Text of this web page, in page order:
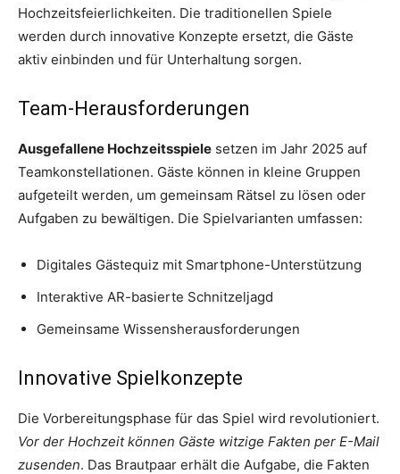
Hochzeitsfeierlichkeiten. Die traditionellen Spiele
werden durch innovative Konzepte ersetzt, die Gäste
aktiv einbinden und für Unterhaltung sorgen.
Team-Herausforderungen
Ausgefallene Hochzeitsspiele setzen im Jahr 2025 auf
Teamkonstellationen. Gäste können in kleine Gruppen
aufgeteilt werden, um gemeinsam Rätsel zu lösen oder
Aufgaben zu bewältigen. Die Spielvarianten umfassen:
Digitales Gästequiz mit Smartphone-Unterstützung
Interaktive AR-basierte Schnitzeljagd
Gemeinsame Wissensherausforderungen
Innovative Spielkonzepte
Die Vorbereitungsphase für das Spiel wird revolutioniert.
Vor der Hochzeit können Gäste witzige Fakten per E-Mail
zusenden. Das Brautpaar erhält die Aufgabe, die Fakten